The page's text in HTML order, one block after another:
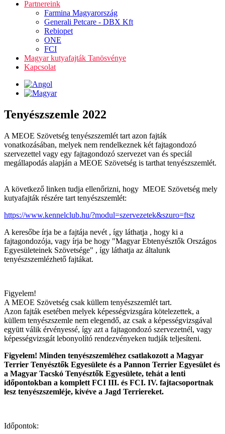
Partnereink
Farmina Magyarország
Generali Petcare - DBX Kft
Rebiopet
ONE
FCI
Magyar kutyafajták Tanösvénye
Kapcsolat
Tenyészszemle 2022
A MEOE Szövetség tenyészszemlét tart azon fajták
vonatkozásában, melyek nem rendelkeznek két fajtagondozó
szervezettel vagy egy fajtagondozó szervezet van és speciál
megállapodás alapján a MEOE Szövetség is tarthat tenyészszemlét.
A következő linken tudja ellenőrizni, hogy MEOE Szövetség mely
kutyafajták részére tart tenyészszemlét:
https://www.kennelclub.hu/?modul=szervezetek&szuro=ftsz
A keresőbe írja be a fajtája nevét , így láthatja , hogy ki a
fajtagondozója, vagy írja be hogy "Magyar Ebtenyésztők Országos
Egyesületeinek Szövetsége" , így láthatja az általunk
tenyészszemlézhető fajtákat.
Figyelem!
A MEOE Szövetség csak küllem tenyészszemlét tart.
Azon fajták esetében melyek képességvizsgára kötelezettek, a
küllem tenyészszemle nem elegendő, az csak a képességvizsgával
együtt válik érvényessé, így azt a fajtagondozó szervezetnél, vagy
képességvizsgát lebonyolító rendezvényeken tudják teljesíteni.
Figyelem! Minden tenyészszemléhez csatlakozott a Magyar
Terrier Tenyésztők Egyesülete és a Pannon Terrier Egyesület és
a Magyar Tacskó Tenyésztők Egyesülete, tehát a lenti
időpontokban a komplett FCI III. és FCI. IV. fajtacsoportnak
lesz tenyészszemléje, kivéve a Jagd Terriereket.
Időpontok: